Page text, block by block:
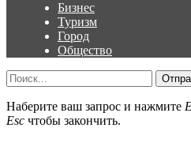
Бизнес
Туризм
Город
Общество
Наберите ваш запрос и нажмите
Esc чтобы закончить.